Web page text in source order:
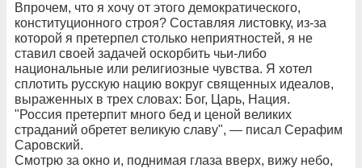
Впрочем, что я хочу от этого демократического,
конституционного строя? Составляя листовку, из-за
которой я претерпел столько неприятностей, я не
ставил своей задачей оскорбить чьи-либо
национальные или религиозные чувства. Я хотел
сплотить русскую нацию вокруг священных идеалов,
выраженных в трех словах: Бог, Царь, Нация.
"Россия претерпит много бед и ценой великих
страданий обретет великую славу", — писал Серафим
Саровский.
Смотрю за окно и, поднимая глаза вверх, вижу небо,